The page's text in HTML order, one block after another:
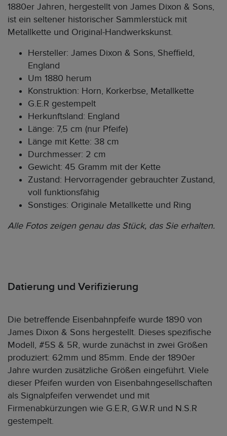
1880er Jahren, hergestellt von James Dixon & Sons,
ist ein seltener historischer Sammlerstück mit
Metallkette und Original-Handwerkskunst.
Hersteller: James Dixon & Sons, Sheffield,
England
Um 1880 herum
Konstruktion: Horn, Korkerbse, Metallkette
G.E.R gestempelt
Herkunftsland: England
Länge: 7,5 cm (nur Pfeife)
Länge mit Kette: 38 cm
Durchmesser: 2 cm
Gewicht: 45 Gramm mit der Kette
Zustand: Hervorragender gebrauchter Zustand,
voll funktionsfähig
Sonstiges: Originale Metallkette und Ring
Alle Fotos zeigen genau das Stück, das Sie erhalten.
Datierung und Verifizierung
Die betreffende Eisenbahnpfeife wurde 1890 von
James Dixon & Sons hergestellt. Dieses spezifische
Modell, #5S & 5R, wurde zunächst in zwei Größen
produziert: 62mm und 85mm. Ende der 1890er
Jahre wurden zusätzliche Größen eingeführt. Viele
dieser Pfeifen wurden von Eisenbahngesellschaften
als Signalpfeifen verwendet und mit
Firmenabkürzungen wie G.E.R, G.W.R und N.S.R
gestempelt.